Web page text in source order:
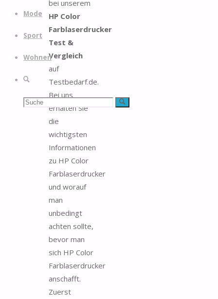
Mode
Sport
Wohnen
Suche
Suchen Suche
bei unserem
HP Color
Farblaserdrucker
Test &
Vergleich
auf
Testbedarf.de.
Bei uns
erhalten Sie
die
wichtigsten
Informationen
zu HP Color
Farblaserdrucker
und worauf
man
unbedingt
achten sollte,
bevor man
sich HP Color
Farblaserdrucker
anschafft.
Zuerst